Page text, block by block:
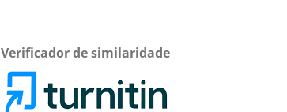
Verificador de similaridade